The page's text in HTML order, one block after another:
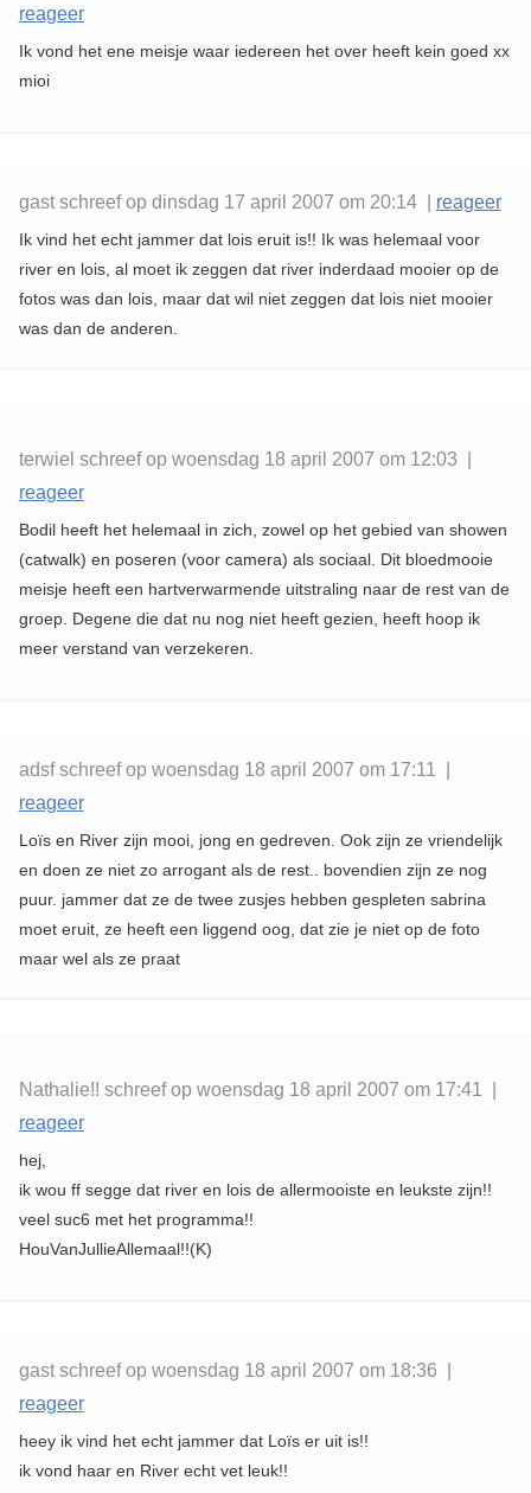
reageer
Ik vond het ene meisje waar iedereen het over heeft kein goed xx
mioi
gast schreef op dinsdag 17 april 2007 om 20:14 | reageer
Ik vind het echt jammer dat lois eruit is!! Ik was helemaal voor
river en lois, al moet ik zeggen dat river inderdaad mooier op de
fotos was dan lois, maar dat wil niet zeggen dat lois niet mooier
was dan de anderen.
terwiel schreef op woensdag 18 april 2007 om 12:03 |
reageer
Bodil heeft het helemaal in zich, zowel op het gebied van showen
(catwalk) en poseren (voor camera) als sociaal. Dit bloedmooie
meisje heeft een hartverwarmende uitstraling naar de rest van de
groep. Degene die dat nu nog niet heeft gezien, heeft hoop ik
meer verstand van verzekeren.
adsf schreef op woensdag 18 april 2007 om 17:11 |
reageer
Loïs en River zijn mooi, jong en gedreven. Ook zijn ze vriendelijk
en doen ze niet zo arrogant als de rest.. bovendien zijn ze nog
puur. jammer dat ze de twee zusjes hebben gespleten sabrina
moet eruit, ze heeft een liggend oog, dat zie je niet op de foto
maar wel als ze praat
Nathalie!! schreef op woensdag 18 april 2007 om 17:41 |
reageer
hej,
ik wou ff segge dat river en lois de allermooiste en leukste zijn!!
veel suc6 met het programma!!
HouVanJullieAllemaal!!(K)
gast schreef op woensdag 18 april 2007 om 18:36 |
reageer
heey ik vind het echt jammer dat Loïs er uit is!!
ik vond haar en River echt vet leuk!!